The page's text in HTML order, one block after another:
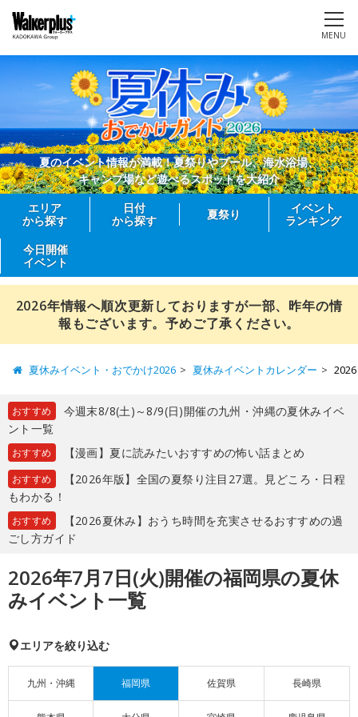
MENU
夏のイベント情報が満載！夏祭りやプール、海水浴場、
キャンプ場など遊べるスポットを大紹介
エリア
から探す
日付
から探す
夏祭り
イベント
ランキング
今日開催
イベント
2026年情報へ順次更新しておりますが一部、昨年の情
報もございます。予めご了承ください。
夏休みイベント・おでかけ2026 夏休みイベントカレンダー
おすすめ
今週末8/8(土)～8/9(日)開催の九州・沖縄の夏休みイベ
ント一覧
おすすめ 【漫画】夏に読みたいおすすめの怖い話まとめ
おすすめ
【2026年版】全国の夏祭り注目27選。見どころ・日程
もわかる！
おすすめ
【2026夏休み】おうち時間を充実させるおすすめの過
ごし方ガイド
2026年7月7日(火)開催の福岡県の夏休
みイベント一覧
エリアを絞り込む
九州・沖縄 福岡県 佐賀県 長崎県